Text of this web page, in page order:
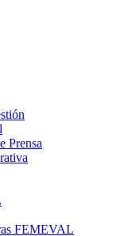
Prensa
FEMEVAL